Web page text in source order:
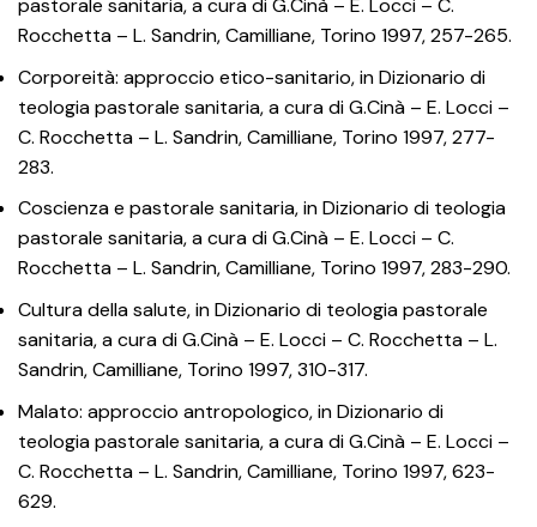
pastorale sanitaria, a cura di G.Cinà – E. Locci – C.
Rocchetta – L. Sandrin, Camilliane, Torino 1997, 257-265.
Corporeità: approccio etico-sanitario, in Dizionario di
teologia pastorale sanitaria, a cura di G.Cinà – E. Locci –
C. Rocchetta – L. Sandrin, Camilliane, Torino 1997, 277-
283.
Coscienza e pastorale sanitaria, in Dizionario di teologia
pastorale sanitaria, a cura di G.Cinà – E. Locci – C.
Rocchetta – L. Sandrin, Camilliane, Torino 1997, 283-290.
Cultura della salute, in Dizionario di teologia pastorale
sanitaria, a cura di G.Cinà – E. Locci – C. Rocchetta – L.
Sandrin, Camilliane, Torino 1997, 310-317.
Malato: approccio antropologico, in Dizionario di
teologia pastorale sanitaria, a cura di G.Cinà – E. Locci –
C. Rocchetta – L. Sandrin, Camilliane, Torino 1997, 623-
629.